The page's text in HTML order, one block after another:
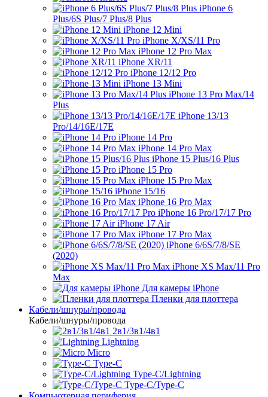
iPhone 6
Plus/6S Plus/7 Plus/8 Plus
iPhone 12 Mini
iPhone X/XS/11 Pro
iPhone 12 Pro Max
iPhone XR/11
iPhone 12/12 Pro
iPhone 13 Mini
iPhone 13 Pro Max/14
Plus
iPhone 13/13
Pro/14/16E/17E
iPhone 14 Pro
iPhone 14 Pro Max
iPhone 15 Plus/16 Plus
iPhone 15 Pro
iPhone 15 Pro Max
iPhone 15/16
iPhone 16 Pro Max
iPhone 16 Pro/17/17 Pro
iPhone 17 Air
iPhone 17 Pro Max
iPhone 6/6S/7/8/SE
(2020)
iPhone XS Max/11 Pro
Max
Для камеры iPhone
Пленки для плоттера
Кабели/шнуры/провода
Кабели/шнуры/провода
2в1/3в1/4в1
Lightning
Micro
Type-C
Type-C/Lightning
Type-C/Type-C